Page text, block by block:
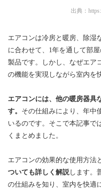
出典：
エアコンは冷房と暖房、除湿
に合わせて、1年を通して部
製品です。しかし、なぜエア
の機能を実現しながら室内を
エアコンには、他の暖房器具
す。 その仕組みにより、年中
いるのです。そこで本記事で
くまとめました。
エアコンの効果的な使用方法
ついても詳しく解説します。
の仕組みを知り、室内を快適